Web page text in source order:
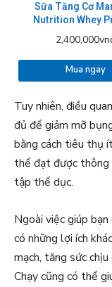
Sữa Tăng Cơ
Nutrition Whey
Mua ngay
Tuy nhiên, điều
đủ để giảm mỡ
bằng cách tiêu thụ
thể đạt được thông
tập thể dục.
Ngoài việc giúp
có những lợi ích
mạch, tăng sức
Chạy cũng có thể